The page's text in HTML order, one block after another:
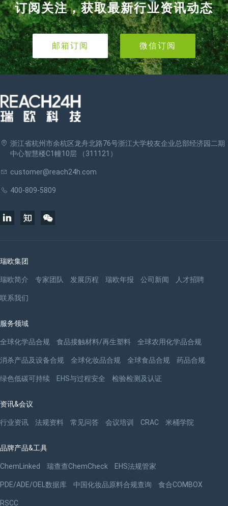
订阅关注，获取最新行业资讯动态
邮箱订阅 微信订阅
浙江省杭州市余杭区龙舟北路76号浙江大学校友企业总部经济园二期
中心智慧楼C1幢10层 （311121）
customer@reach24h.com
400-809-5809
瑞欧集团
瑞欧简介 专家团队 发展历程 瑞欧年报 公司新闻 人才招聘
联系我们
服务领域
全球化学品合规 食品接触材料/再生塑料 全球农用化学品合规
消杀产品及设备合规 全球化妆品合规 全球食品合规 药品合规
绿色低碳可持续 EHS与过程安全 检验检测及认证
资讯&会议
行业资讯 法规资料 常见问答 会议培训 CRAC 米桶学院
品牌产品&工具
ChemLinked 瑞查查ChemCheck EHS法规管家
PDE/ADE/OEL数据库 中国化妆品原料合规查询 食合COMBOX
RSCC